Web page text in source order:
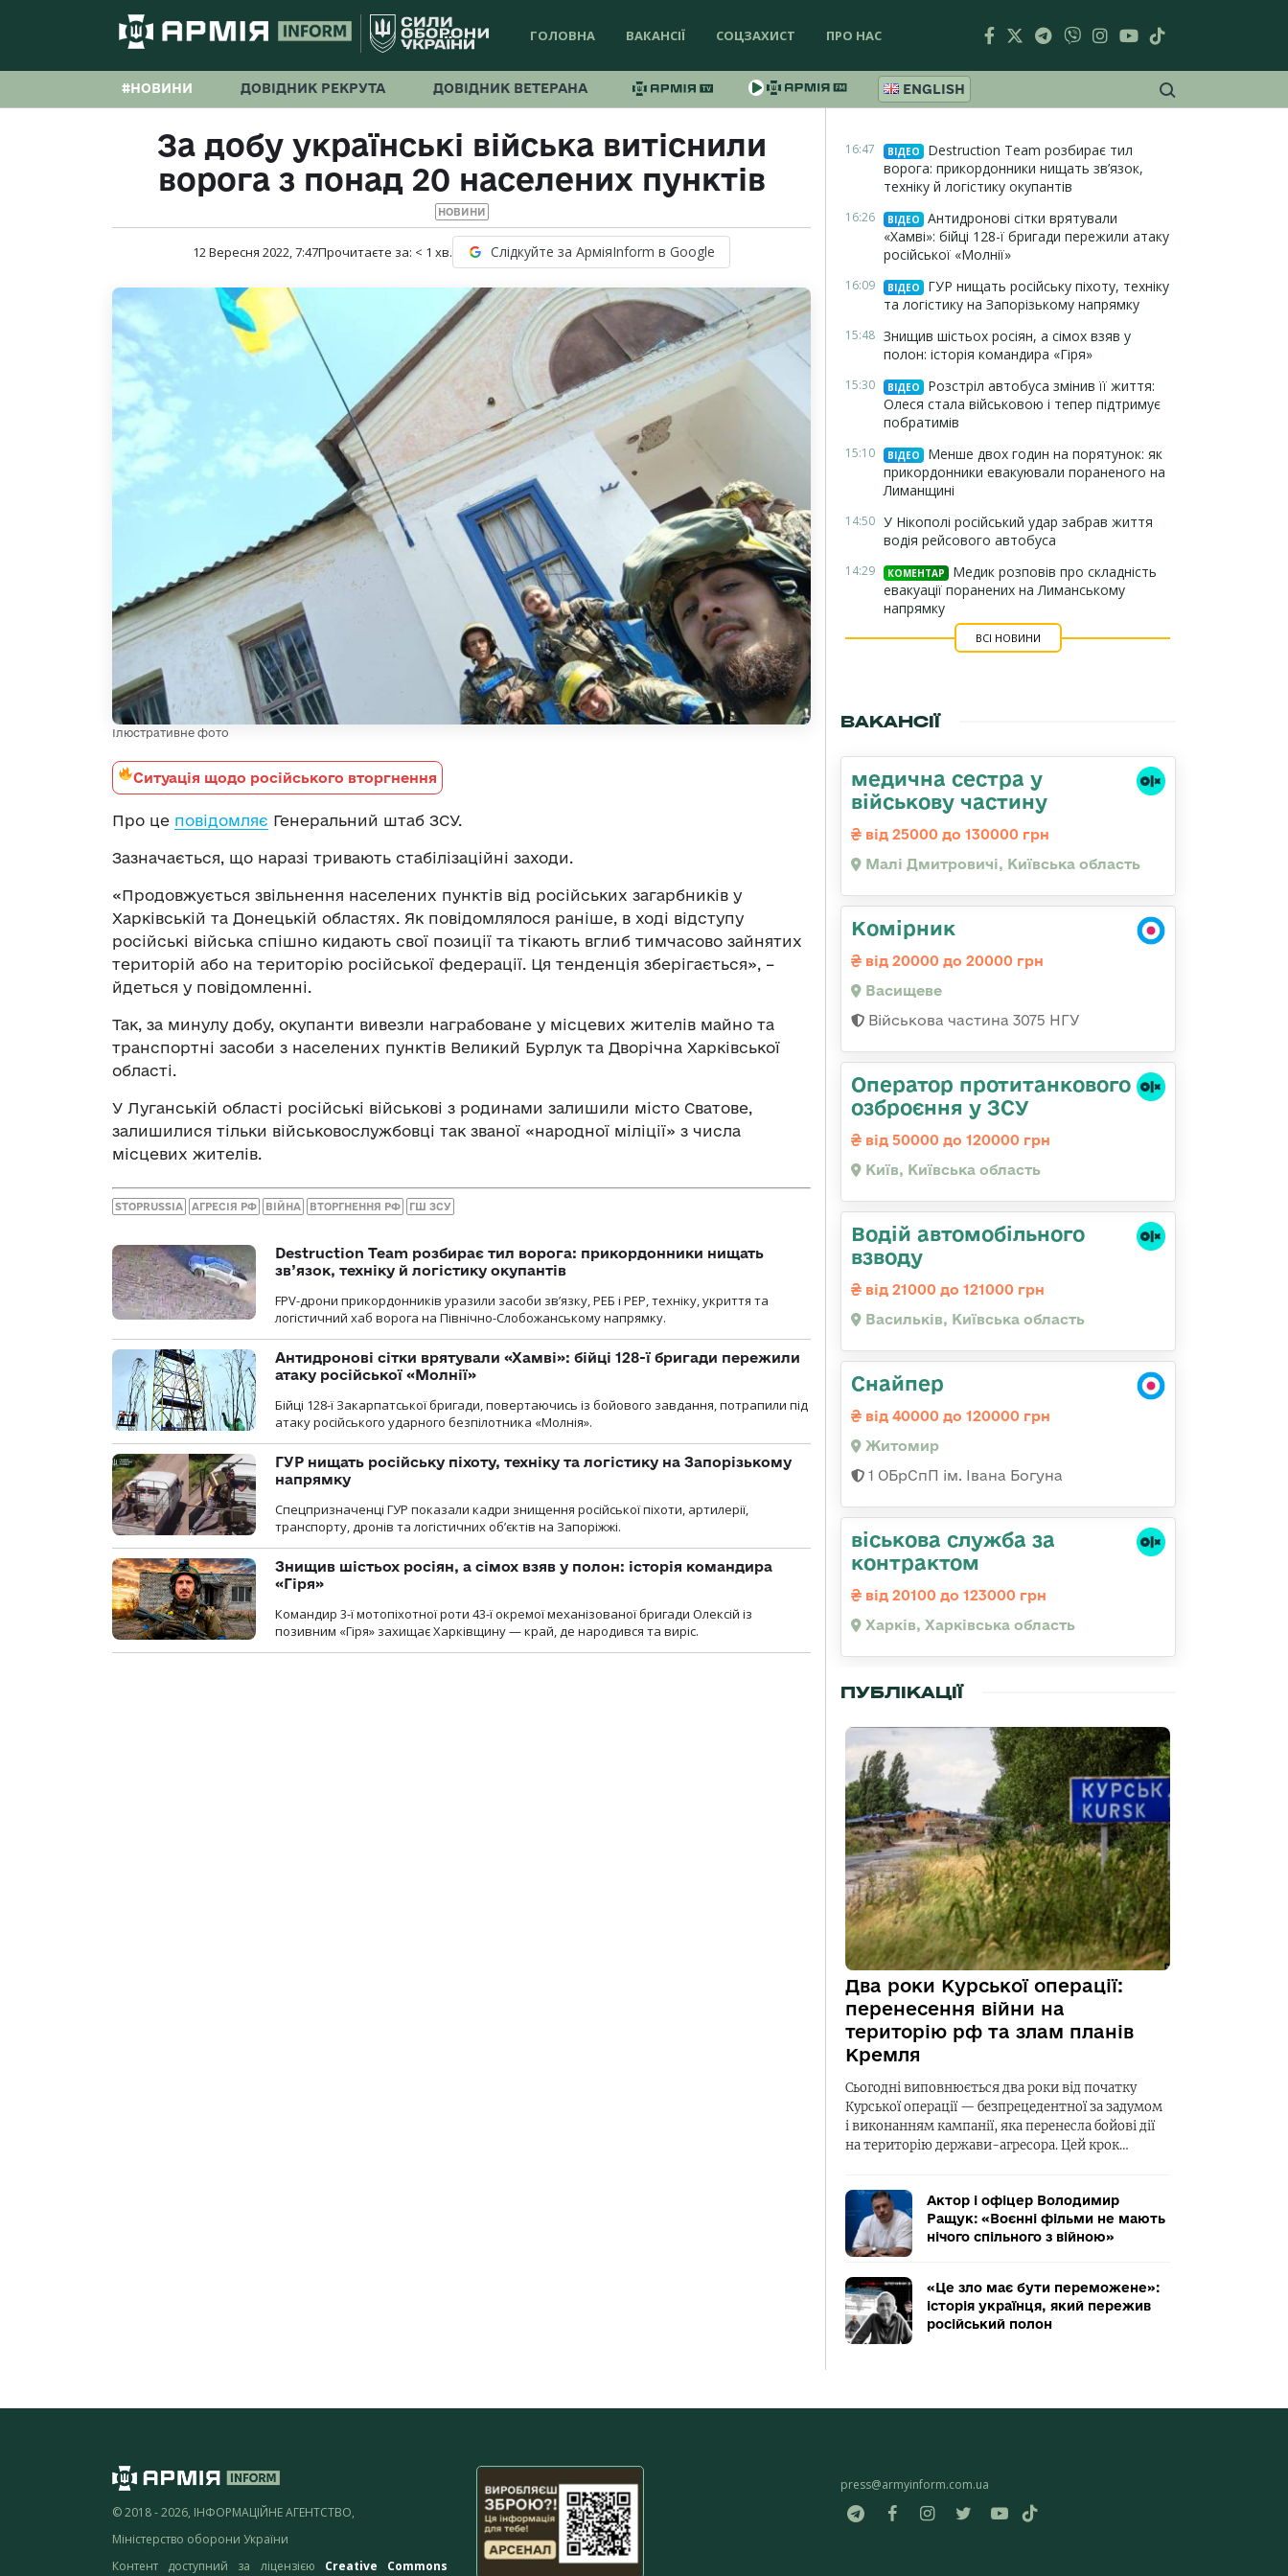
ГОЛОВНА ВАКАНСІЇ СОЦЗАХИСТ ПРО НАС
#НОВИНИ ДОВІДНИК РЕКРУТА ДОВІДНИК ВЕТЕРАНА ENGLISH
За добу українські війська витіснили
ворога з понад 20 населених пунктів
НОВИНИ
12 Вересня 2022, 7:47Прочитаєте за: < 1 хв. Слідкуйте за АрміяInform в Google
Ілюстративне фото
Ситуація щодо російського вторгнення
Про це повідомляє Генеральний штаб ЗСУ.
Зазначається, що наразі тривають стабілізаційні заходи.
«Продовжується звільнення населених пунктів від російських загарбників у
Харківській та Донецькій областях. Як повідомлялося раніше, в ході відступу
російські війська спішно кидають свої позиції та тікають вглиб тимчасово зайнятих
територій або на територію російської федерації. Ця тенденція зберігається», –
йдеться у повідомленні.
Так, за минулу добу, окупанти вивезли награбоване у місцевих жителів майно та
транспортні засоби з населених пунктів Великий Бурлук та Дворічна Харківської
області.
У Луганській області російські військові з родинами залишили місто Сватове,
залишилися тільки військовослужбовці так званої «народної міліції» з числа
місцевих жителів.
STOPRUSSIA АГРЕСІЯ РФ ВІЙНА ВТОРГНЕННЯ РФ ГШ ЗСУ
Destruction Team розбирає тил ворога: прикордонники нищать
зв’язок, техніку й логістику окупантів
FPV-дрони прикордонників уразили засоби зв’язку, РЕБ і РЕР, техніку, укриття та
логістичний хаб ворога на Північно-Слобожанському напрямку.
Антидронові сітки врятували «Хамві»: бійці 128-ї бригади пережили
атаку російської «Молнії»
Бійці 128-ї Закарпатської бригади, повертаючись із бойового завдання, потрапили під
атаку російського ударного безпілотника «Молнія».
ГУР нищать російську піхоту, техніку та логістику на Запорізькому
напрямку
Спецпризначенці ГУР показали кадри знищення російської піхоти, артилерії,
транспорту, дронів та логістичних об’єктів на Запоріжжі.
Знищив шістьох росіян, а сімох взяв у полон: історія командира
«Гіря»
Командир 3-ї мотопіхотної роти 43-ї окремої механізованої бригади Олексій із
позивним «Гіря» захищає Харківщину — край, де народився та виріс.
16:47 ВІДЕО
Destruction Team розбирає тил
ворога: прикордонники нищать зв’язок,
техніку й логістику окупантів
16:26 ВІДЕО
Антидронові сітки врятували
«Хамві»: бійці 128-ї бригади пережили атаку
російської «Молнії»
16:09 ВІДЕО
ГУР нищать російську піхоту, техніку
та логістику на Запорізькому напрямку
15:48 Знищив шістьох росіян, а сімох взяв у
полон: історія командира «Гіря»
15:30 ВІДЕО
Розстріл автобуса змінив її життя:
Олеся стала військовою і тепер підтримує
побратимів
15:10 ВІДЕО
Менше двох годин на порятунок: як
прикордонники евакуювали пораненого на
Лиманщині
14:50 У Нікополі російський удар забрав життя
водія рейсового автобуса
14:29 КОМЕНТАР
Медик розповів про складність
евакуації поранених на Лиманському
напрямку
ВСІ НОВИНИ
ВАКАНСІЇ
медична сестра у
військову частину
від 25000 до 130000 грн
Малі Дмитровичі, Київська область
Комірник
від 20000 до 20000 грн
Васищеве
Військова частина 3075 НГУ
Оператор протитанкового
озброєння у ЗСУ
від 50000 до 120000 грн
Київ, Київська область
Водій автомобільного
взводу
від 21000 до 121000 грн
Васильків, Київська область
Снайпер
від 40000 до 120000 грн
Житомир
1 ОБрСпП ім. Івана Богуна
віськова служба за
контрактом
від 20100 до 123000 грн
Харків, Харківська область
ПУБЛІКАЦІЇ
Два роки Курської операції:
перенесення війни на
територію рф та злам планів
Кремля
Сьогодні виповнюється два роки від початку
Курської операції — безпрецедентної за задумом
і виконанням кампанії, яка перенесла бойові дії
на територію держави-агресора. Цей крок…
Актор і офіцер Володимир
Ращук: «Воєнні фільми не мають
нічого спільного з війною»
«Це зло має бути переможене»:
історія українця, який пережив
російський полон
© 2018 - 2026, ІНФОРМАЦІЙНЕ АГЕНТСТВО,
Міністерство оборони України
Контент доступний за ліцензією Creative Commons
press@armyinform.com.ua